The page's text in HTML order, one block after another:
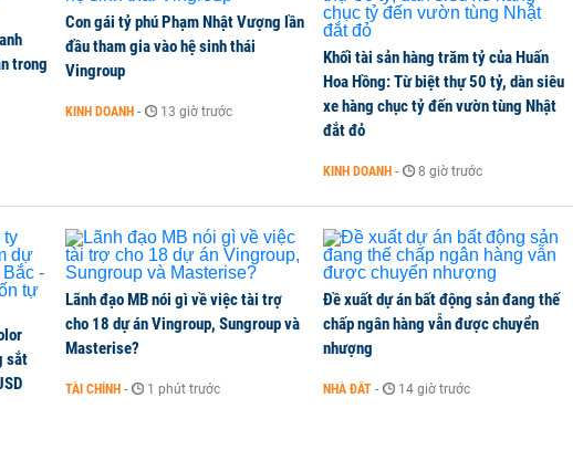
quy mô đàn bò thêm 8.000 con, đã chốt giá nguyên liệu đến
trong
Con gái tỷ phú Phạm Nhật Vượng lần
đầu tham gia vào hệ sinh thái
Vingroup
KINH DOANH - 13 giờ trước
Khối tài sản hàng trăm tỷ của Huấn
Hoa Hồng: Từ biệt thự 50 tỷ, dàn siêu
xe hàng chục tỷ đến vườn tùng Nhật
đắt đỏ
KINH DOANH - 8 giờ trước
sắt
Lãnh đạo MB nói gì về việc tài trợ
cho 18 dự án Vingroup, Sungroup và
Masterise?
TÀI CHÍNH - 1 phút trước
Đề xuất dự án bất động sản đang thế
chấp ngân hàng vẫn được chuyển
nhượng
NHÀ ĐẤT - 14 giờ trước